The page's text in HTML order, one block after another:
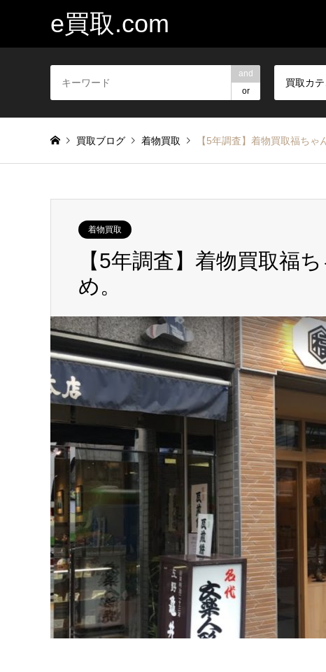
e買取.com
and
or
買取カ
買取ブログ 着物買取 【5年調査】着物買取福ちゃ
着物買取
【5年調査】着物買取福
め。